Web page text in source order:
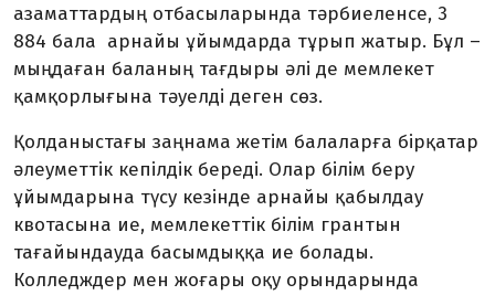
азаматтардың отбасыларында тәрбиеленсе, 3
884 бала арнайы ұйымдарда тұрып жатыр. Бұл –
мыңдаған баланың тағдыры әлі де мемлекет
қамқорлығына тәуелді деген сөз.
Қолданыстағы заңнама жетім балаларға бірқатар
әлеуметтік кепілдік береді. Олар білім беру
ұйымдарына түсу кезінде арнайы қабылдау
квотасына ие, мемлекеттік білім грантын
тағайындауда басымдыққа ие болады.
Колледждер мен жоғары оқу орындарында